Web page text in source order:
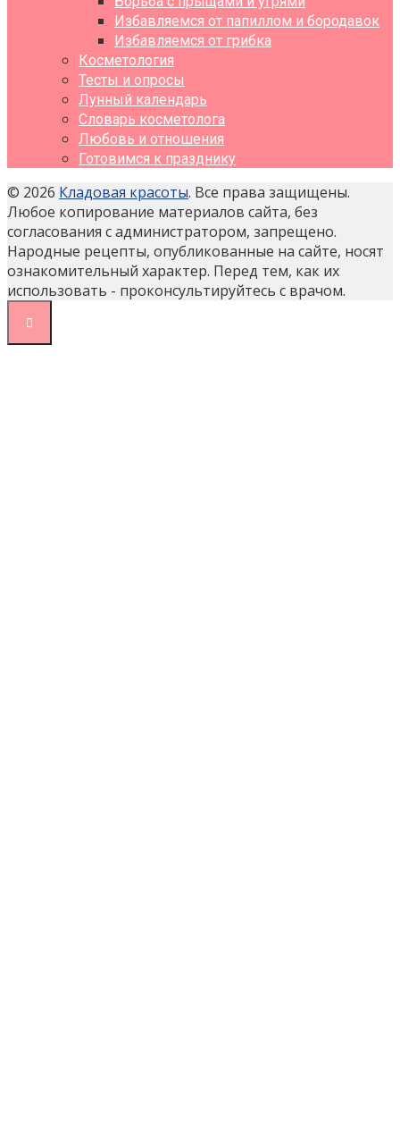
Избавляемся от папиллом и бородавок
Избавляемся от грибка
Косметология
Тесты и опросы
Лунный календарь
Словарь косметолога
Любовь и отношения
Готовимся к празднику
© 2026 Кладовая красоты. Все права защищены.
Любое копирование материалов сайта, без
согласования с администратором, запрещено.
Народные рецепты, опубликованные на сайте, носят
ознакомительный характер. Перед тем, как их
использовать - проконсультируйтесь с врачом.